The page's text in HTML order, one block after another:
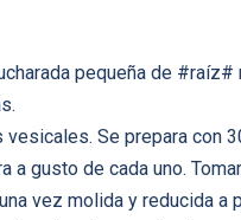
pequeña de
Se prepara con
a gusto de cada uno.
vez molida y reducida